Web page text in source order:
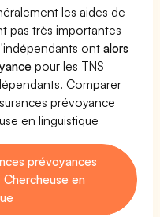
les aides de
pas très importantes
ontalors
pour les TNS
Comparer
prévoyance
en linguistique
prévoyances
en